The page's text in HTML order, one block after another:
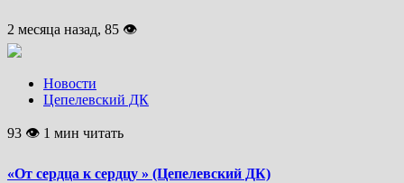
2 месяца назад, 85 👁
Новости
Цепелевский ДК
93 👁 1 мин читать
«От сердца к сердцу » (Цепелевский ДК)